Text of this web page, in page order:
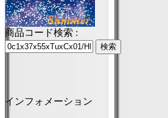
商品コード検索 :
インフォメーション